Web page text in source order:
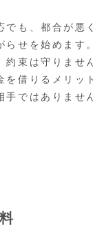
でも、都合が悪
らせを始めます。
約束は守りませ
を借りるメリッ
手ではありませ